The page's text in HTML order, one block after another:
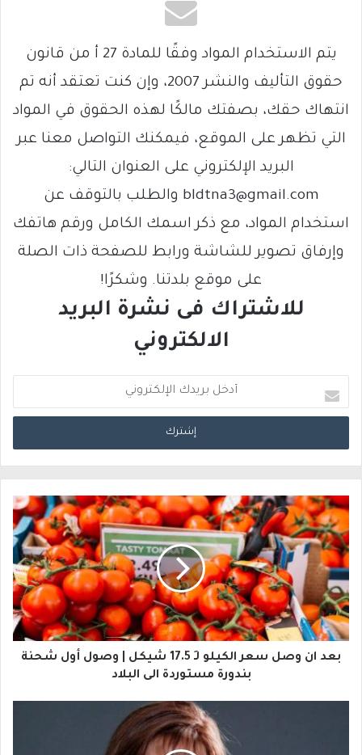
يتم الاستخدام المواد وفقًا للمادة 27 أ من قانون
حقوق التأليف والنشر 2007، وإن كنت تعتقد أنه تم
انتهاك حقك، بصفتك مالكًا لهذه الحقوق في المواد
التي تظهر على الموقع، فيمكنك التواصل معنا عبر
البريد الإلكتروني على العنوان التالي:
bldtna3@gmail.com والطلب بالتوقف عن
استخدام المواد، مع ذكر اسمك الكامل ورقم هاتفك
وإرفاق تصوير للشاشة ورابط للصفحة ذات الصلة
على موقع بلدتنا. وشكرًا!
للاشتراك فى نشرة البريد
الالكتروني
د
خ
ب
ر
ي
د
ك
ا
إ
بعد ان وصل سعر الكيلو لـِ 17.5 شيكل | وصول أول شحنة
بندورة مستوردة الى البلاد